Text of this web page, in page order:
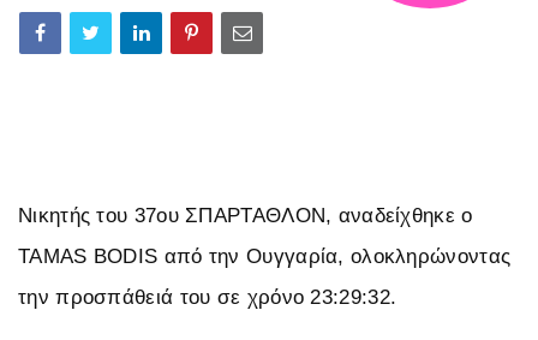
Νικητής του 37ου ΣΠΑΡΤΑΘΛΟΝ, αναδείχθηκε ο
TAMAS BODIS από την Ουγγαρία, ολοκληρώνοντας
την προσπάθειά του σε χρόνο 23:29:32.